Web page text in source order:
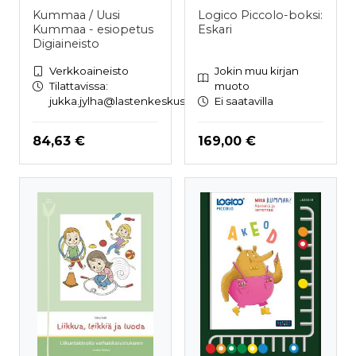
Kummaa / Uusi
Kummaa - esiopetus
Digiaineisto
Verkkoaineisto
Tilattavissa:
jukka.jylha@lastenkeskus.fi
Hinta nyt
84,63 €
Logico Piccolo-boksi:
Eskari
Jokin muu kirjan
muoto
Ei saatavilla
Hinta nyt
169,00 €